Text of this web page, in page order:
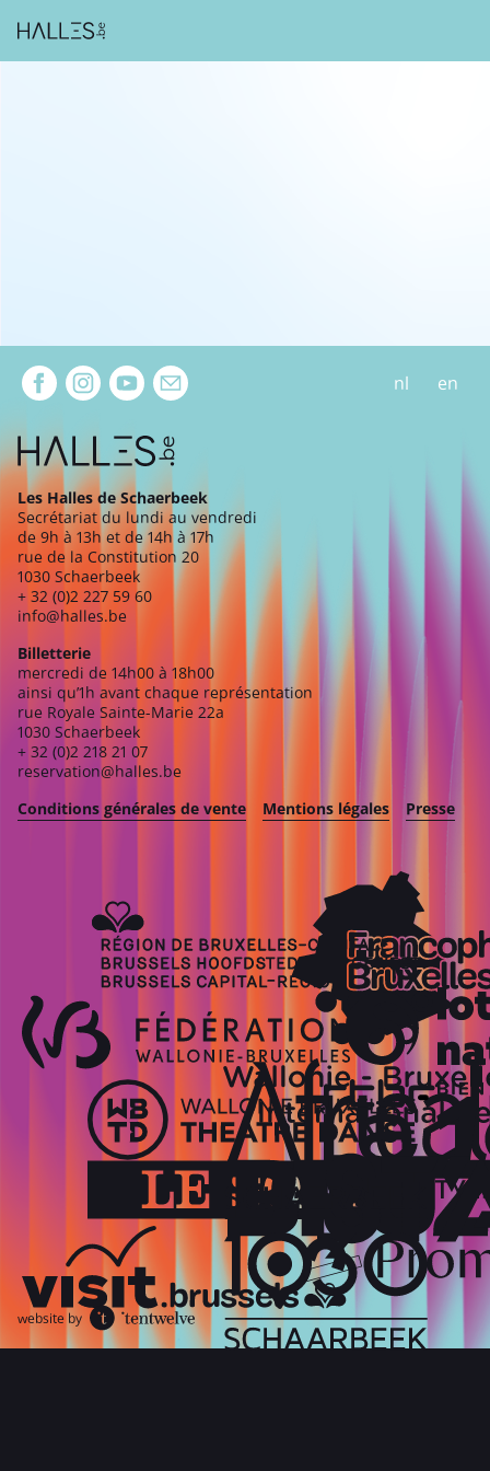
Extra navigation nl en
Les Halles de Schaerbeek
Secrétariat du lundi au vendredi
de 9h à 13h et de 14h à 17h
rue de la Constitution 20
1030 Schaerbeek
+ 32 (0)2 227 59 60
info@halles.be
Billetterie
mercredi de 14h00 à 18h00
ainsi qu’1h avant chaque représentation
rue Royale Sainte-Marie 22a
1030 Schaerbeek
+ 32 (0)2 218 21 07
reservation@halles.be
Conditions générales de vente
Mentions légales Presse
website by